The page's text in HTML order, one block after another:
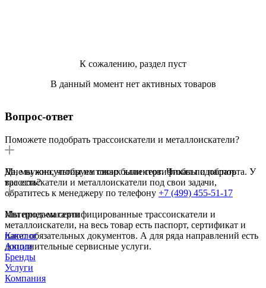
К сожалению, раздел пуст
В данный момент нет активных товаров
Вопрос-ответ
Поможете подобрать трассоискатели и металлоискатели?
Да, мы консультируем своих клиентов. Чтобы подобрать
трассоискатели и металлоискатели под свои задачи,
обратитесь к менеджеру по телефону +7 (499) 455-51-17
Мне нужно, чтобы на товар были сертификаты и паспорта. У
вас есть?
Мы продаем сертифицированные трассоискатели и
металлоискатели, на весь товар есть паспорт, сертификат и
пакет обязательных документов. А для ряда направлений есть
дополнительные сервисные услуги.
Интернет-магазин
Каталог
Акции
Бренды
Услуги
Компания